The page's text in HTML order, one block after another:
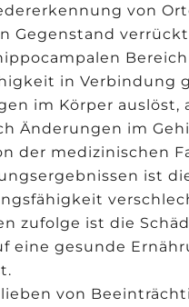
von
Gegenstand
Bereich
in Verbindung
im Körper auslöst,
Änderungen im
der medizinischen
ist
zufolge ist die
eine gesunde
von